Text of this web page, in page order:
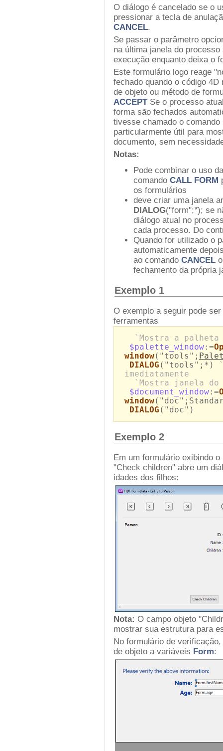
O diálogo é cancelado se o
pressionar a tecla de
CANCEL.
Se passar o parâmetro
na última janela do
execução enquanto deixa o
Este formulário logo reage
fechado quando o código
de objeto ou método de
ACCEPTSe o processo
forma são fechados
tivesse chamado o
particularmente útil para
documento, sem
Notas:
Pode combinar o uso
comando CALL FORM
os formulários
deve criar uma janela
DIALOG("form";*); se
diálogo atual no
cada processo. Do
Quando for utilizado o
automaticamente
ao comando CANCEL
fechamento da própria
Exemplo 1
O exemplo a seguir pode
ferramentas
`Mostra a palheta
$palette_window:=
window("tools";
DIALOG ("tools";*)
imediatamente
`Mostra janela do
$document_window:=
window
DIALOG ("doc")
Exemplo 2
Em um formulário exibindo
"Check children" abre um
idades dos filhos:
Nota: O campo objeto
mostrar sua estrutura para
No formulário de
de objeto a variáveis Form: